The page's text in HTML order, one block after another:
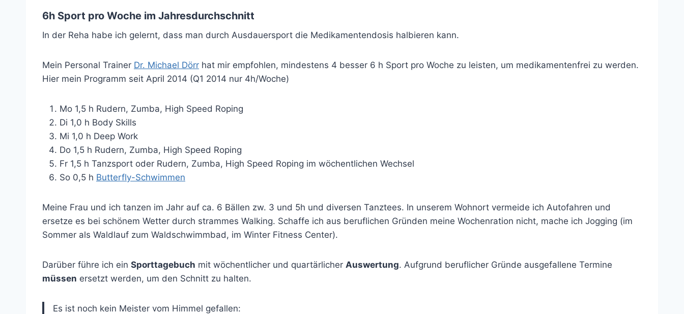
6h Sport pro Woche im Jahresdurchschnitt
In der Reha habe ich gelernt, dass man durch Ausdauersport die Medikamentendosis halbieren kann.
Mein Personal Trainer Dr. Michael Dörr hat mir empfohlen, mindestens 4 besser 6 h Sport pro Woche zu leisten, um medikamentenfrei zu werden.
Hier mein Programm seit April 2014 (Q1 2014 nur 4h/Woche)
Mo 1,5 h Rudern, Zumba, High Speed Roping
Di 1,0 h Body Skills
Mi 1,0 h Deep Work
Do 1,5 h Rudern, Zumba, High Speed Roping
Fr 1,5 h Tanzsport oder Rudern, Zumba, High Speed Roping im wöchentlichen Wechsel
So 0,5 h Butterfly-Schwimmen
Meine Frau und ich tanzen im Jahr auf ca. 6 Bällen zw. 3 und 5h und diversen Tanztees. In unserem Wohnort vermeide ich Autofahren und
ersetze es bei schönem Wetter durch strammes Walking. Schaffe ich aus beruflichen Gründen meine Wochenration nicht, mache ich Jogging (im
Sommer als Waldlauf zum Waldschwimmbad, im Winter Fitness Center).
Darüber führe ich ein Sporttagebuch mit wöchentlicher und quartärlicher Auswertung. Aufgrund beruflicher Gründe ausgefallene Termine
müssen ersetzt werden, um den Schnitt zu halten.
Es ist noch kein Meister vom Himmel gefallen: